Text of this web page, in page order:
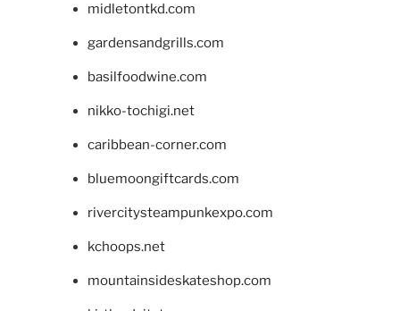
midletontkd.com
gardensandgrills.com
basilfoodwine.com
nikko-tochigi.net
caribbean-corner.com
bluemoongiftcards.com
rivercitysteampunkexpo.com
kchoops.net
mountainsideskateshop.com